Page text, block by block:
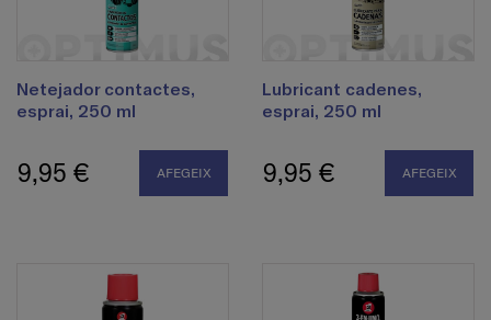
Netejador contactes,
esprai, 250 ml
9,95 € AFEGEIX
Lubricant cadenes,
esprai, 250 ml
9,95 € AFEGEIX